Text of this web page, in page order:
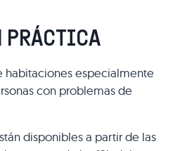
PRÁCTICA
habitaciones especialmente
con problemas de
disponibles a partir de las